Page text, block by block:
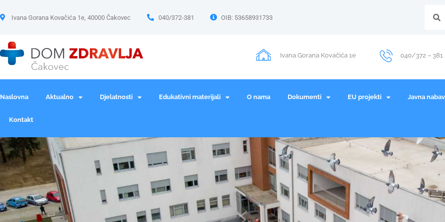
Ivana Gorana Kovačića 1e, 40000 Čakovec 040/372-381 OIB: 53658931733
Ivana Gorana Kovačića 1e 040/372 – 381
Naslovna Aktualno Djelatnosti Edukativni materijali O nama Dokumenti EU projekti Javna
Kontakt